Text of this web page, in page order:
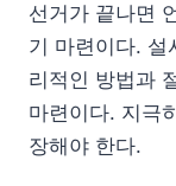
선거가 끝나면
기 마련이다. 설
리적인 방법과
마련이다. 지극
장해야 한다.